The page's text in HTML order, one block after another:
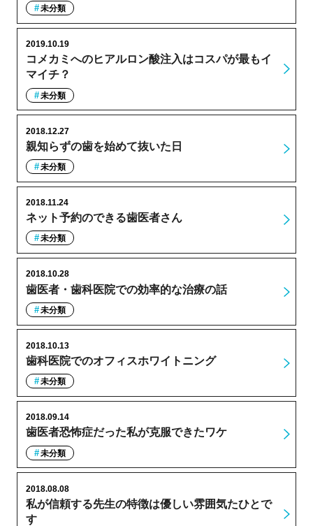
未分類
コメカミへのヒアルロン酸注入はコスパが最もイ
マイチ？
2019.10.19
未分類
親知らずの歯を始めて抜いた日
2018.12.27
未分類
ネット予約のできる歯医者さん
2018.11.24
未分類
歯医者・歯科医院での効率的な治療の話
2018.10.28
未分類
歯科医院でのオフィスホワイトニング
2018.10.13
未分類
歯医者恐怖症だった私が克服できたワケ
2018.09.14
未分類
私が信頼する先生の特徴は優しい雰囲気たひとで
す
2018.08.08